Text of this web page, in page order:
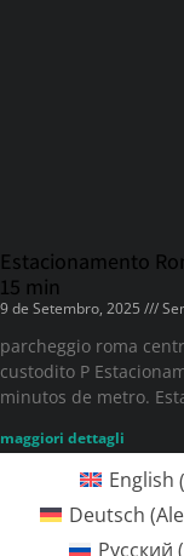
Estacionamento
15 min
9 de Setembro, 2025
parcheggio roma
custodito P
minutos de metro.
maggiori dettagli
English (
Deutsch (
Русский (